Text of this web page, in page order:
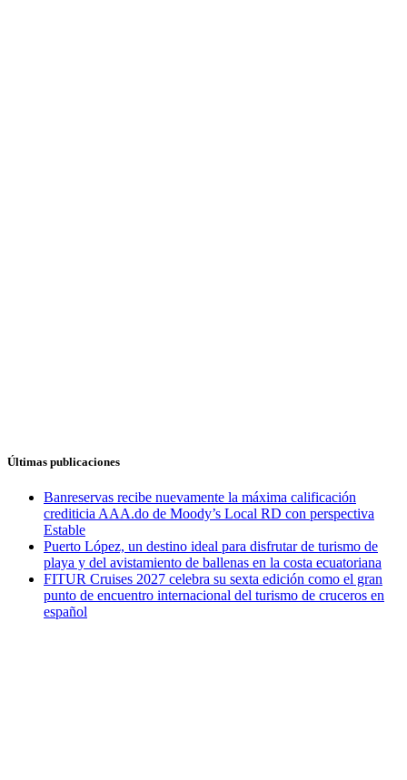
Últimas publicaciones
Banreservas recibe nuevamente la máxima calificación
crediticia AAA.do de Moody’s Local RD con perspectiva
Estable
Puerto López, un destino ideal para disfrutar de turismo de
playa y del avistamiento de ballenas en la costa ecuatoriana
FITUR Cruises 2027 celebra su sexta edición como el gran
punto de encuentro internacional del turismo de cruceros en
español